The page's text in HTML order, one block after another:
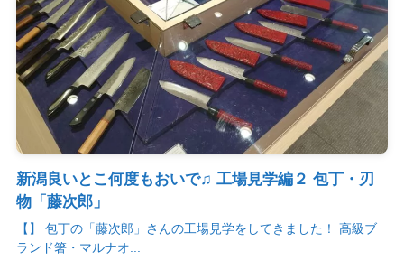
新潟良いとこ何度もおいで♫ 工場見学編２ 包丁・刃
物「藤次郎」
【】 包丁の「藤次郎」さんの工場見学をしてきました！ 高級ブ
ランド箸・マルナオ...